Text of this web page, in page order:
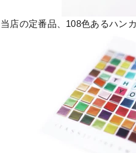
当店の定番品、108色あるハン